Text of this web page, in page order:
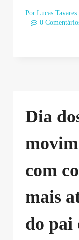
Por Lucas Tavares
0
Dia
com
mais
do pai